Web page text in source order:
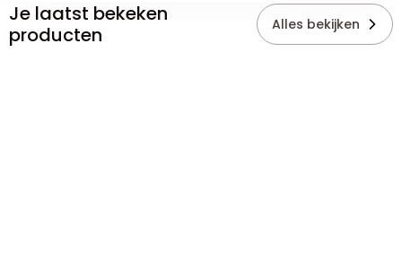
Je laatst bekeken
producten
Alles bekijken